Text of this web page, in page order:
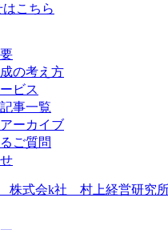
こちら
の考え方
ビス
事一覧
ーカイブ
ご質問
式会k社 村上経営研究